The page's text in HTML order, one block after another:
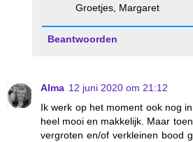
Groetjes, Margaret
Beantwoorden
Alma 12 juni 2020 om 21:12
Ik werk op het moment ook nog
heel mooi en makkelijk. Maar
vergroten en/of verkleinen bood